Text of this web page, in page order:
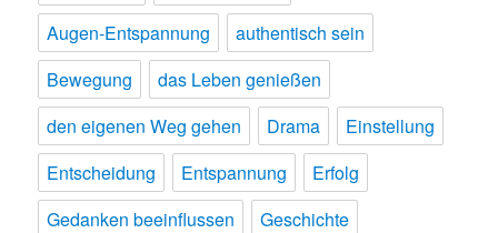
Augen-Entspannung
authentisch sein
Bewegung
das Leben genießen
den eigenen Weg gehen
Drama
Einstellung
Entscheidung
Entspannung
Erfolg
Gedanken beeinflussen
Geschichte